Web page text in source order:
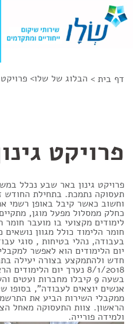
דף בית > הבלוג של שלו> פרויקט
פרויקט
פרויקט גינון באר שבע נכלל
תעסוקה נתמכת. בתחילת החודש
וחשוב כאשר קיבל באופן רשמי
כחלק ממסלול מפעל מוגן,
לימודים מקצועי בו מועבר חומר
חומר הלימוד כולל מגוון נושאים
בעבודה, נהלי בטיחות , סוגי
יום הלימודים הוא לאפשר
חדש ולהתמקצע בצורה יעילה
8/1/2018 נערך יום
בשעה 9 קיבלו מחברות
אנשים יוצאים לעבודה", בסופו
ממקבלי השירות הביע את
הראשון. צוות התעסוקה מאחל
ולמידה פורייה.